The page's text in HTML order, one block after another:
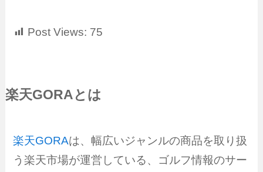
Post Views: 75
楽天GORAとは
楽天GORAは、幅広いジャンルの商品を取り扱
う楽天市場が運営している、ゴルフ情報のサー